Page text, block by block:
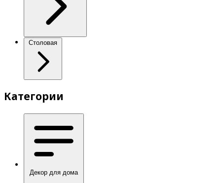
Столовая
Категории
Декор для дома